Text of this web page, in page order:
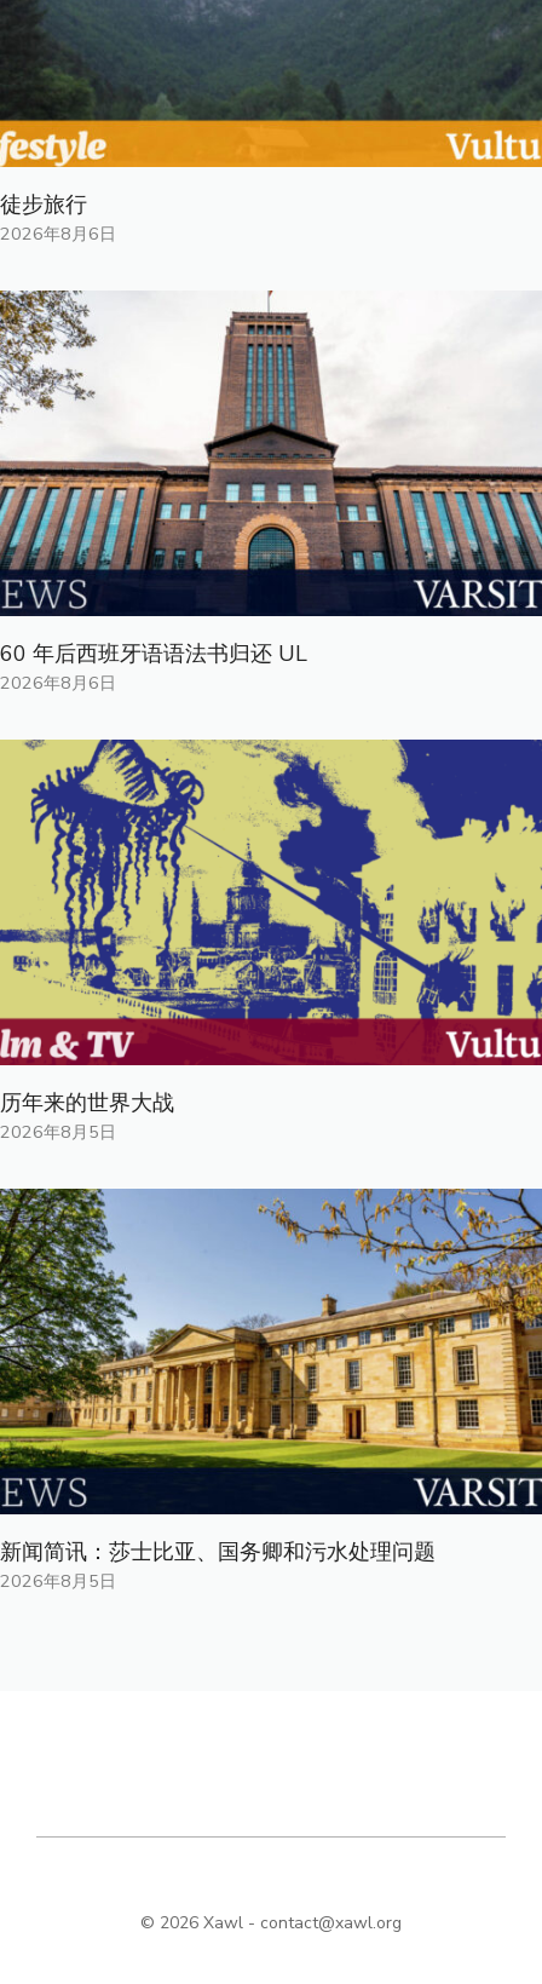
徒步旅行
2026年8月6日
60 年后西班牙语语法书归还 UL
2026年8月6日
历年来的世界大战
2026年8月5日
新闻简讯：莎士比亚、国务卿和污水处理问题
2026年8月5日
© 2026 Xawl - contact@xawl.org